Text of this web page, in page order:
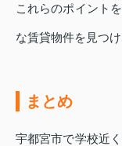
これらのポイント
な賃貸物件を見つ
まとめ
宇都宮市で学校近